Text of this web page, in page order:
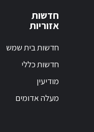
חדשות
אזוריות
חדשות בית שמש
חדשות כללי
מודיעין
מעלה אדומים